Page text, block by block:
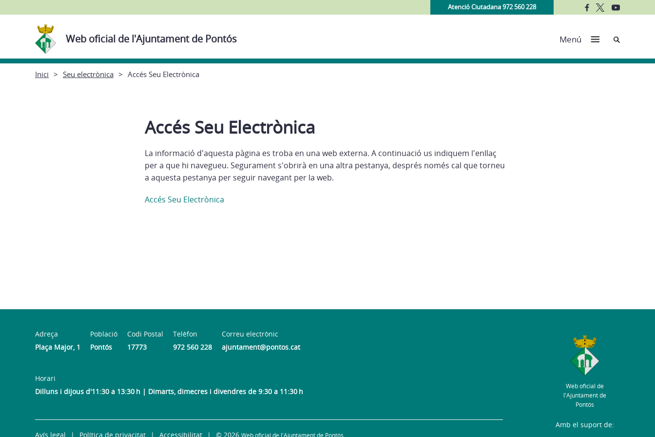
Atenció Ciutadana 972 560 228
Web oficial de l'Ajuntament de Pontós Menú Cerca
Inici Seu electrònica Accés Seu Electrònica
Accés Seu Electrònica
La informació d'aquesta pàgina es troba en una web externa. A continuació us indiquem l'enllaç
per a que hi navegueu. Segurament s'obrirà en una altra pestanya, després només cal que torneu
a aquesta pestanya per seguir navegant per la web.
Accés Seu Electrònica
Adreça
Plaça Major, 1
Població
Pontós
Codi Postal
17773
Telèfon
972 560 228
Correu electrònic
ajuntament@pontos.cat
Horari
Dilluns i dijous d'11:30 a 13:30 h | Dimarts, dimecres i divendres de 9:30 a 11:30 h
Web oficial de
l'Ajuntament de
Pontós
Avís legal Política de privacitat Accessibilitat © 2026
Amb el suport de: